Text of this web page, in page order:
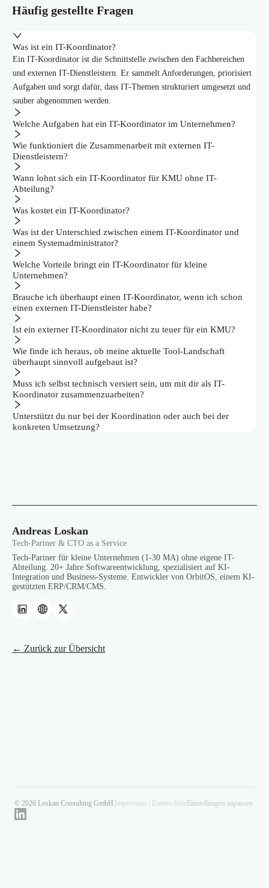
Häufig gestellte Fragen
Was ist ein IT-Koordinator?
Ein IT-Koordinator ist die Schnittstelle zwischen den Fachbereichen
und externen IT-Dienstleistern. Er sammelt Anforderungen, priorisiert
Aufgaben und sorgt dafür, dass IT-Themen strukturiert umgesetzt und
sauber abgenommen werden.
Welche Aufgaben hat ein IT-Koordinator im Unternehmen?
Wie funktioniert die Zusammenarbeit mit externen IT-
Dienstleistern?
Wann lohnt sich ein IT-Koordinator für KMU ohne IT-
Abteilung?
Was kostet ein IT-Koordinator?
Was ist der Unterschied zwischen einem IT-Koordinator und
einem Systemadministrator?
Welche Vorteile bringt ein IT-Koordinator für kleine
Unternehmen?
Brauche ich überhaupt einen IT-Koordinator, wenn ich schon
einen externen IT-Dienstleister habe?
Ist ein externer IT-Koordinator nicht zu teuer für ein KMU?
Wie finde ich heraus, ob meine aktuelle Tool-Landschaft
überhaupt sinnvoll aufgebaut ist?
Muss ich selbst technisch versiert sein, um mit dir als IT-
Koordinator zusammenzuarbeiten?
Unterstützt du nur bei der Koordination oder auch bei der
konkreten Umsetzung?
Andreas Loskan
Tech-Partner & CTO as a Service
Tech-Partner für kleine Unternehmen (1-30 MA) ohne eigene IT-
Abteilung. 20+ Jahre Softwareentwicklung, spezialisiert auf KI-
Integration und Business-Systeme. Entwickler von OrbitOS, einem KI-
gestützten ERP/CRM/CMS.
← Zurück zur Übersicht
© 2026 Loskan Consulting GmbH Impressum / Datenschutz Einstellungen anpassen